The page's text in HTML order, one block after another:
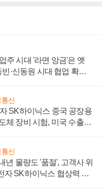
주 시대 '라면 앙금'은 옛
빈·신동원 시대 협업 확대
통신
SK하이닉스 중국 공장용
체 장비 시험, 미국 수출통
통신
년 물량도 '품절', 고객사 위
자 SK하이닉스 협상력 더